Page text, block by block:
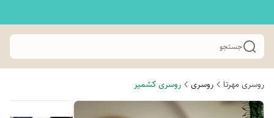
جستجو
روسری مهرتا روسری روسری کشمیر